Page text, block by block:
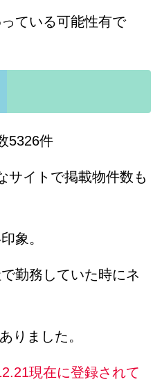
ている可能性有で
5326件
サイトで掲載物件数も
象。
勤務していた時にネ
りました。
現在に登録されて